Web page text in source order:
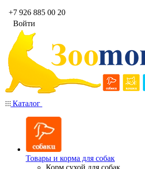
+7 926 885 00 20
Войти
Каталог
Товары и корма для собак
Корм сухой для собак